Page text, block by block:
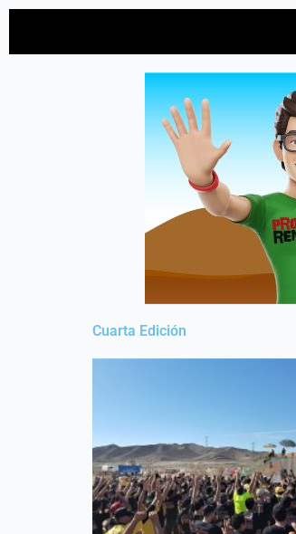
Cuarta Edición